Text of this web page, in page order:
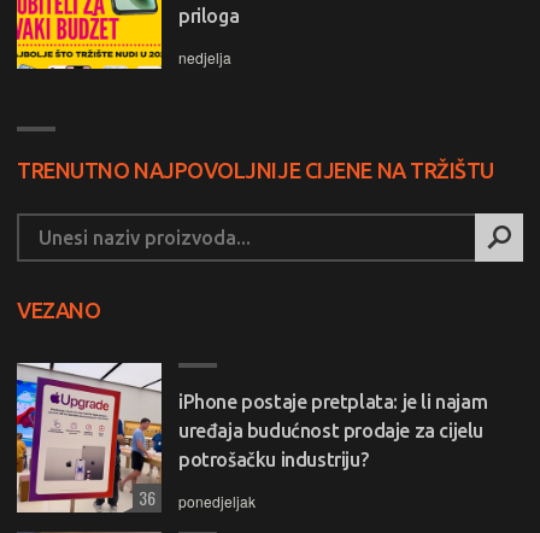
priloga
nedjelja
TRENUTNO NAJPOVOLJNIJE CIJENE NA TRŽIŠTU
VEZANO
iPhone postaje pretplata: je li najam
uređaja budućnost prodaje za cijelu
potrošačku industriju?
ponedjeljak
36